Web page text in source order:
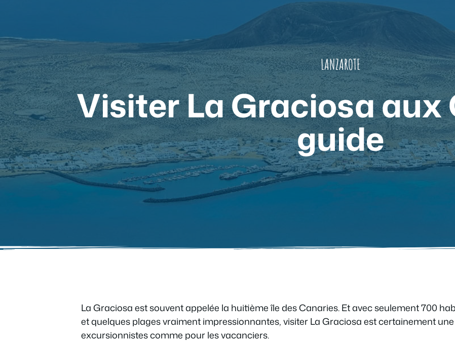
LANZAROTE
Visiter La Graciosa aux
guide
La Graciosa est souvent appelée la huitième île des Canaries. Et avec seulement 700
et quelques plages vraiment impressionnantes, visiter La Graciosa est certainement
excursionnistes comme pour les vacanciers.